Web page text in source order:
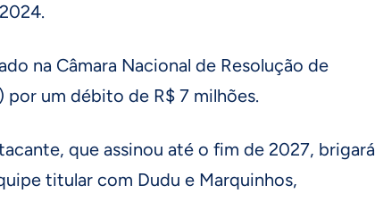
na Câmara Nacional de Resolução de
por um débito de R$ 7 milhões.
que assinou até o fim de 2027, brigará
titular com Dudu e Marquinhos,